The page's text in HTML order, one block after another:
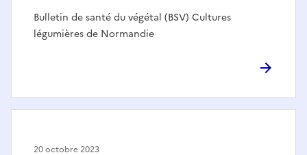
Bulletin de santé du végétal (BSV) Cultures
légumières de Normandie
20 octobre 2023